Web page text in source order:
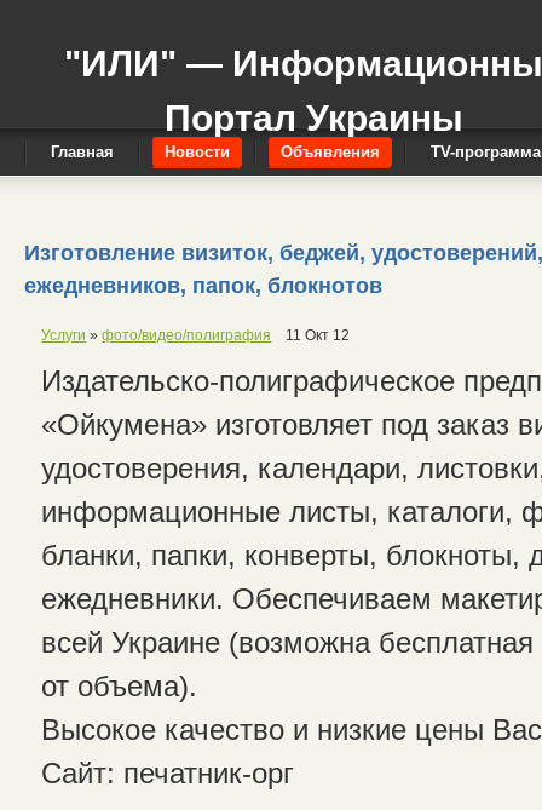
"ИЛИ" —
Портал Украины
Главная Новости Объявления TV-программа
Изготовление визиток, беджей,
ежедневников, папок, блокнотов
Услуги »фото/видео/полиграфия 11 Окт 12
Издательско-полиграфическое
«Ойкумена» изготовляет под заказ
удостоверения, календари,
информационные листы, каталоги,
бланки, папки, конверты, блокноты,
ежедневники. Обеспечиваем
всей Украине (возможна
от объема).
Высокое качество и низкие цены
Сайт: печатник-орг